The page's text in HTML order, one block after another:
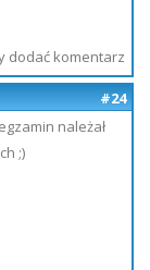
dodać komentarz
#24
należał
;)